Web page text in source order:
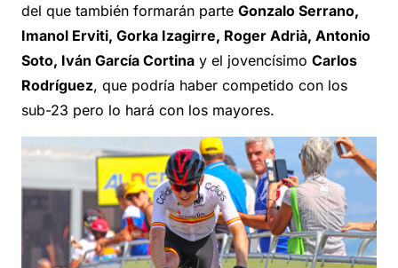
del que también formarán parte Gonzalo Serrano,
Imanol Erviti, Gorka Izagirre, Roger Adrià, Antonio
Soto, Iván García Cortina y el jovencísimo Carlos
Rodríguez, que podría haber competido con los
sub-23 pero lo hará con los mayores.